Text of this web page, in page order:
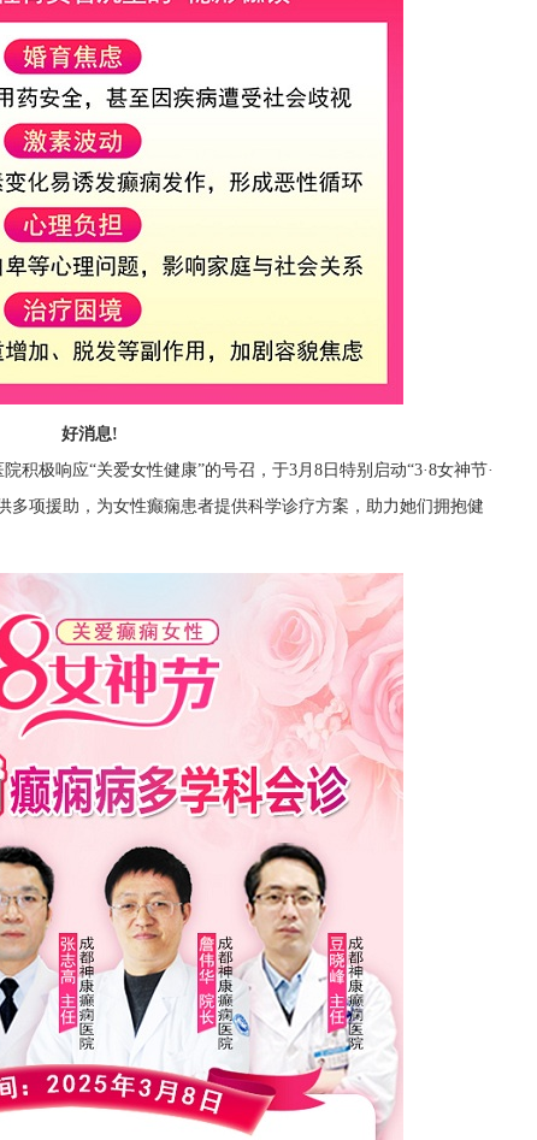
好消息!
积极响应“关爱女性健康”的号召，于3月8日特别启动“3·8女神节·
多项援助，为女性癫痫患者提供科学诊疗方案，助力她们拥抱健